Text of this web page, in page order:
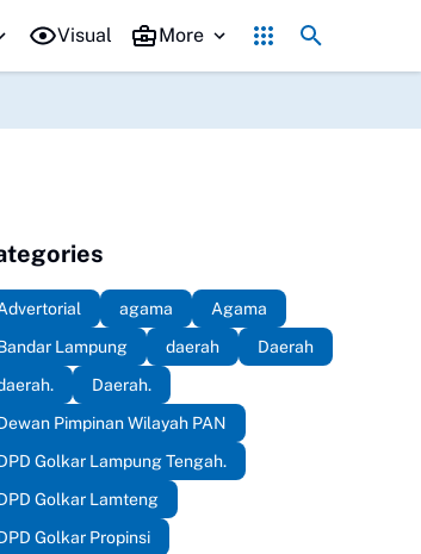
Kota Pemerintah Kota Metro Kepala Dinas,
Visual More
Barat
agama
Agama
Lampung
daerah
Daerah
Daerah.
Pimpinan Wilayah PAN
Golkar Lampung Tengah.
Golkar Lamteng
Golkar Propinsi